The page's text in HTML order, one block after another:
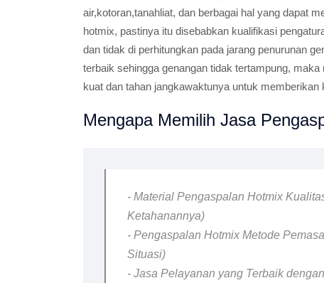
air,kotoran,tanahliat, dan berbagai hal yang dapat
hotmix, pastinya itu disebabkan kualifikasi
dan tidak di perhitungkan pada jarang penurunan
terbaik sehingga genangan tidak tertampung,
kuat dan tahan jangkawaktunya untuk
Mengapa Memilih Jasa
- Material Pengaspalan Hotmix
Ketahanannya)
- Pengaspalan Hotmix Metode
Situasi)
- Jasa Pelayanan yang Terbaik